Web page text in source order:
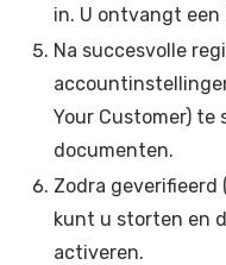
in. U ontvangt
Na succesvolle
Your Customer) te
documenten.
Zodra geverifieerd
kunt u storten en
activeren.